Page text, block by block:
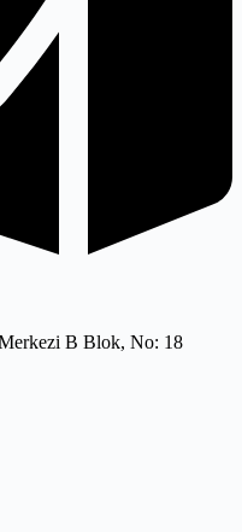
B Blok, No: 18